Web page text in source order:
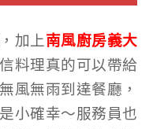
加上南風廚房義大
料理真的可以帶給
風無雨到達餐廳，
小確幸～服務員也